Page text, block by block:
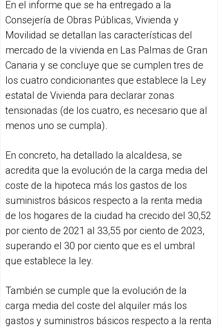
En el informe que se ha entregado a la
Consejería de Obras Públicas, Vivienda y
Movilidad se detallan las características del
mercado de la vivienda en Las Palmas de Gran
Canaria y se concluye que se cumplen tres de
los cuatro condicionantes que establece la Ley
estatal de Vivienda para declarar zonas
tensionadas (de los cuatro, es necesario que al
menos uno se cumpla).
En concreto, ha detallado la alcaldesa, se
acredita que la evolución de la carga media del
coste de la hipoteca más los gastos de los
suministros básicos respecto a la renta media
de los hogares de la ciudad ha crecido del 30,52
por ciento de 2021 al 33,55 por ciento de 2023,
superando el 30 por ciento que es el umbral
que establece la ley.
También se cumple que la evolución de la
carga media del coste del alquiler más los
gastos y suministros básicos respecto a la renta